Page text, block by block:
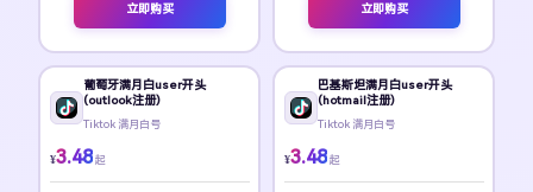
立即购买 立即购买
葡萄牙满月白user开头
(outlook注册)
Tiktok 满月白号
¥3.48 起
巴基斯坦满月白user开头
(hotmail注册)
Tiktok 满月白号
¥3.48 起